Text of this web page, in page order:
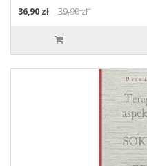
36,90 zł
39,90 zł